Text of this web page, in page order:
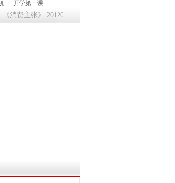
开学第一课
消费主张》 20120124 淘乐龙年味道——鱼跃迎龙合家欢